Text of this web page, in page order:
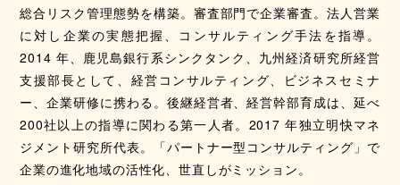
総合リスク管理態勢を構築。審査部門で企業審査。法人営業
に対し企業の実態把握、コンサルティング手法を指導。
2014 年、鹿児島銀行系シンクタンク、九州経済研究所経営
支援部長として、経営コンサルティング、ビジネスセミナ
ー、企業研修に携わる。後継経営者、経営幹部育成は、延べ
200社以上の指導に関わる第一人者。2017 年独立明快マネ
ジメント研究所代表。「パートナー型コンサルティング」で
企業の進化地域の活性化、世直しがミッション。